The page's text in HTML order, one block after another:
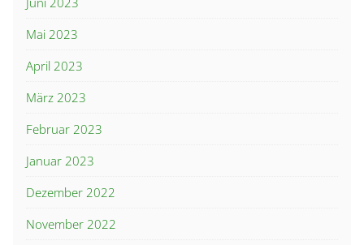
Mai 2023
April 2023
März 2023
Februar 2023
Januar 2023
Dezember 2022
November 2022